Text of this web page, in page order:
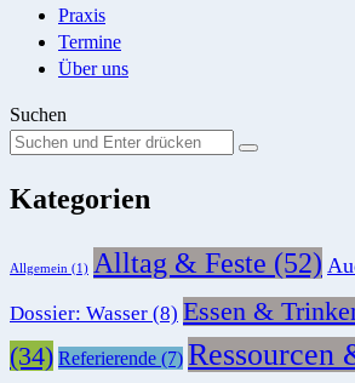
Praxis
Termine
Über uns
Suchen
Suchen
nach:
Suche
Kategorien
Allgemein (1) Alltag & Feste (52)
Dossier: Wasser (8) Essen &
(34) Referierende (7) Ressourcen